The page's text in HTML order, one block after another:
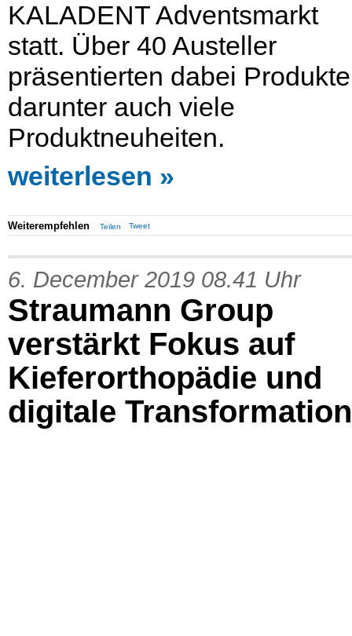
KALADENT Adventsmarkt
statt. Über 40 Austeller
präsentierten dabei
darunter auch viele
Produktneuheiten.
weiterlesen
Weiterempfehlen Teilen Tweet
6. December 2019 08.41 Uhr
Straumann Group
verstärkt Fokus auf
Kieferorthopädie und
digitale Transformation